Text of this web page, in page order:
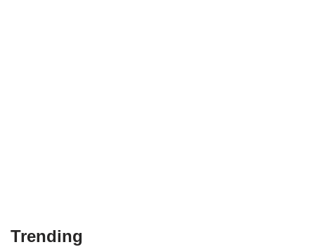
Trending